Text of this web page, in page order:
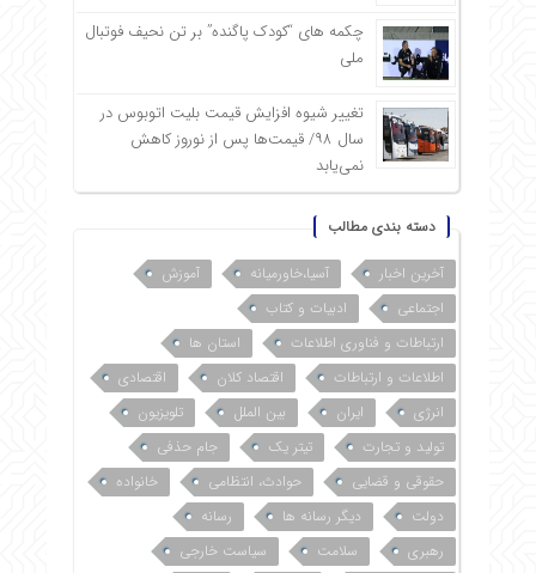
چکمه های “کودک پاگنده” بر تن نحیف فوتبال
ملی
تغییر شیوه افزایش قیمت بلیت اتوبوس در
سال ۹۸/ قیمت‌ها پس از نوروز کاهش
نمی‌یابد
دسته بندی مطالب
آخرین اخبار آسیا،خاورمیانه
آموزش
اجتماعی
ادبیات و کتاب
ارتباطات و فناوری اطلاعات
استان ها
اطلاعات و ارتباطات
اقتصاد کلان
اقتصادی
انرژی
ایران بین الملل
تلویزیون
تولید و تجارت
تیتر یک
جام حذفی
حقوقی و قضایی
حوادث، انتظامی
خانواده
دولت
دیگر رسانه ها
رسانه
رهبری
سلامت
سیاست خارجی